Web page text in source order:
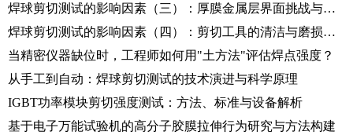
焊球剪切测试的影响因素（三）：厚膜金属层界面挑战与复合键合测试
焊球剪切测试的影响因素（四）：剪切工具的清洁与磨损管理
当精密仪器缺位时，工程师如何用"土方法"评估焊点强度？
从手工到自动：焊球剪切测试的技术演进与科学原理
IGBT功率模块剪切强度测试：方法、标准与设备解析
基于电子万能试验机的高分子胶膜拉伸行为研究与方法构建